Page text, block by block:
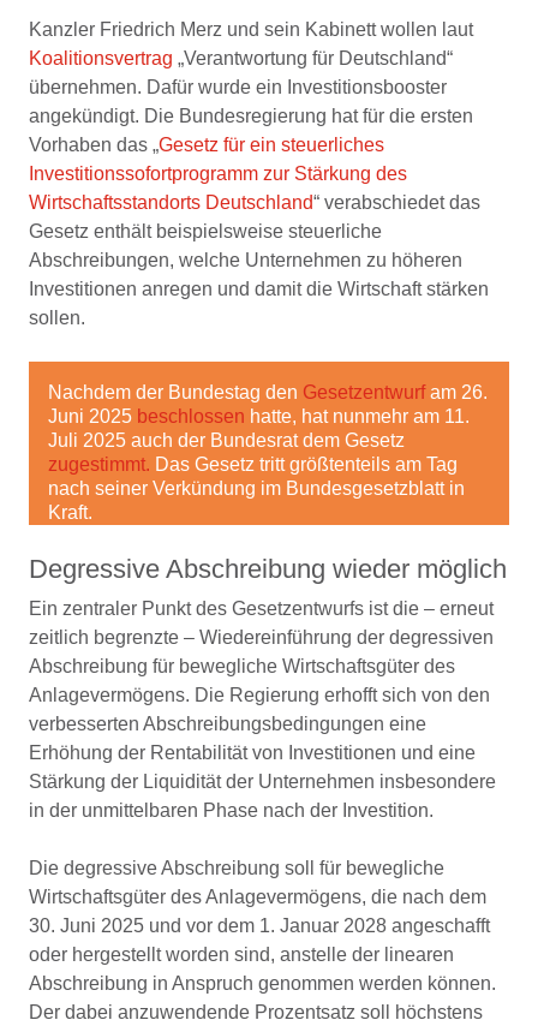
Kanzler Friedrich Merz und sein Kabinett wollen laut
Koalitionsvertrag „Verantwortung für Deutschland“
übernehmen. Dafür wurde ein Investitionsbooster
angekündigt. Die Bundesregierung hat für die ersten
Vorhaben das „Gesetz für ein steuerliches
Investitionssofortprogramm zur Stärkung des
Wirtschaftsstandorts Deutschland“ verabschiedet das
Gesetz enthält beispielsweise steuerliche
Abschreibungen, welche Unternehmen zu höheren
Investitionen anregen und damit die Wirtschaft stärken
sollen.
Nachdem der Bundestag den Gesetzentwurfam 26.
Juni 2025 beschlossen hatte, hat nunmehr am 11.
Juli 2025 auch der Bundesrat dem Gesetz
zugestimmt. Das Gesetz tritt größtenteils am Tag
nach seiner Verkündung im Bundesgesetzblatt in
Kraft.
Degressive Abschreibung wieder möglich
Ein zentraler Punkt des Gesetzentwurfs ist die – erneut
zeitlich begrenzte – Wiedereinführung der degressiven
Abschreibung für bewegliche Wirtschaftsgüter des
Anlagevermögens. Die Regierung erhofft sich von den
verbesserten Abschreibungsbedingungen eine
Erhöhung der Rentabilität von Investitionen und eine
Stärkung der Liquidität der Unternehmen insbesondere
in der unmittelbaren Phase nach der Investition.
Die degressive Abschreibung soll für bewegliche
Wirtschaftsgüter des Anlagevermögens, die nach dem
30. Juni 2025 und vor dem 1. Januar 2028 angeschafft
oder hergestellt worden sind, anstelle der linearen
Abschreibung in Anspruch genommen werden können.
Der dabei anzuwendende Prozentsatz soll höchstens